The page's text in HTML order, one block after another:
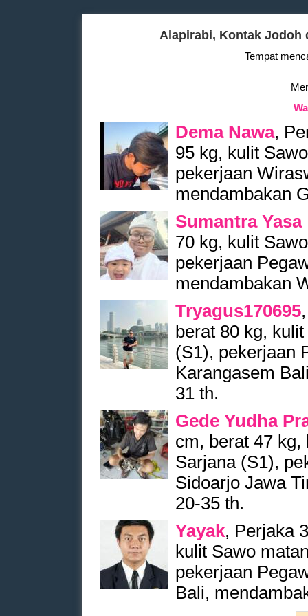
Alapirabi, Kontak Jodoh
Tempat
Dema Nawa,
95 kg, kulit
pekerjaan
mendambakan
Sumantra Yasa
70 kg, kulit
pekerjaan
mendambakan
Tryagus170695
berat 80 kg,
(S1), pekerjaan
Karangasem
31 th.
Gede Yudha
cm, berat 47 kg,
Sarjana (S1),
Sidoarjo Jawa
20-35 th.
Yayak, Perjaka
kulit Sawo
pekerjaan
Bali,